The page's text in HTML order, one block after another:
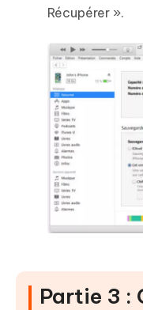
Récupérer ».
Partie 3 :